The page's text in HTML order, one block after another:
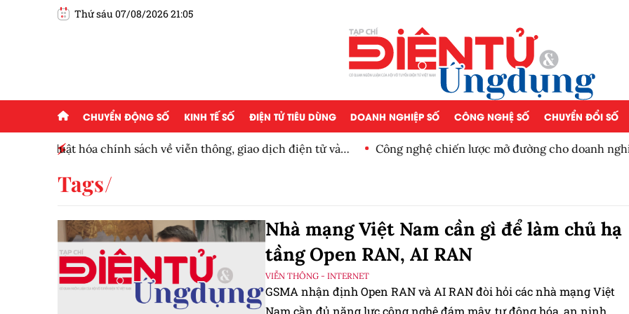
Thứ sáu 07/08/2026 21:05
CHUYỂN ĐỘNG SỐ KINH TẾ SỐ ĐIỆN TỬ TIÊU DÙNG DOANH NGHIỆP SỐ CÔNG NGHỆ SỐ CHUYỂN ĐỔI SỐ
Công nghệ chiến lược mở đường cho doanh nghiệp Việt cạnh tranh toàn
Lý do Mỹ hỗ trợ Nhật bảo
Tags
Nhà mạng Việt Nam cần gì để làm chủ hạ
tầng Open RAN, AI RAN
VIỄN THÔNG - INTERNET
GSMA nhận định Open RAN và AI RAN đòi hỏi các nhà mạng Việt
Nam cần đủ năng lực công nghệ đám mây, tự động hóa, an ninh